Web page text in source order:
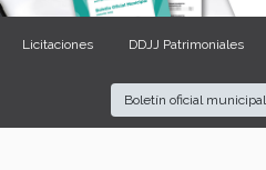
Licitaciones DDJJ Patrimoniales
Boletín oficial municipal